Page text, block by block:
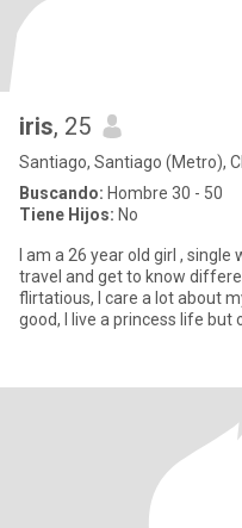
iris, 25
Santiago, Santiago (Metro),
Buscando: Hombre 30 - 50
Tiene Hijos: No
I am a 26 year old girl ,
travel and get to know
flirtatious, I care a lot about
good, I live a princess life but